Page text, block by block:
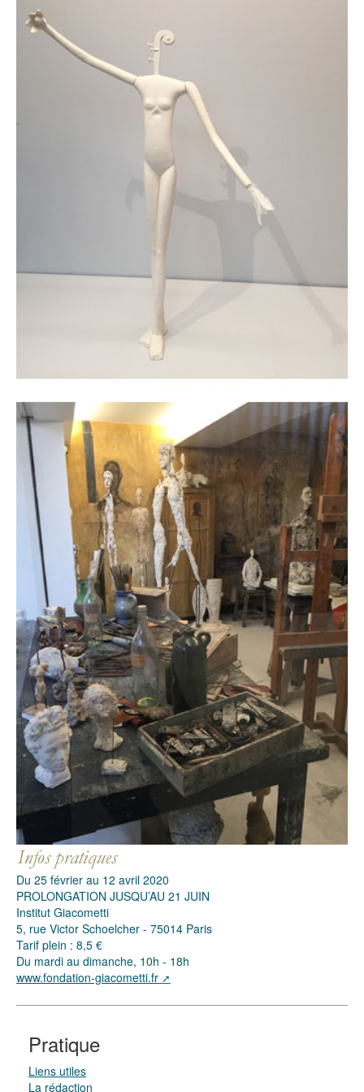
Du 25 février au 12 avril 2020
PROLONGATION JUSQU’AU 21 JUIN
Institut Giacometti
5, rue Victor Schoelcher - 75014 Paris
Tarif plein : 8,5 €
Du mardi au dimanche, 10h - 18h
www.fondation-giacometti.fr
Pratique
Liens utiles
La rédaction